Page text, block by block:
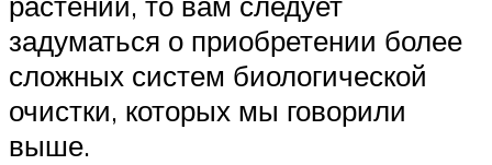
задуматься о приобретении более
сложных систем биологической
очистки, которых мы говорили
выше.